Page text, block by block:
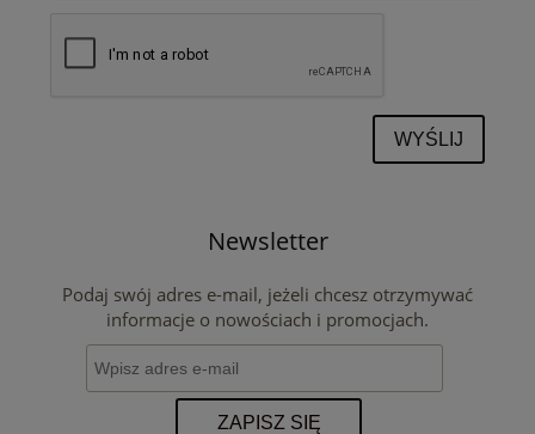
WYŚLIJ
Newsletter
Podaj swój adres e-mail, jeżeli chcesz otrzymywać
informacje o nowościach i promocjach.
ZAPISZ SIĘ